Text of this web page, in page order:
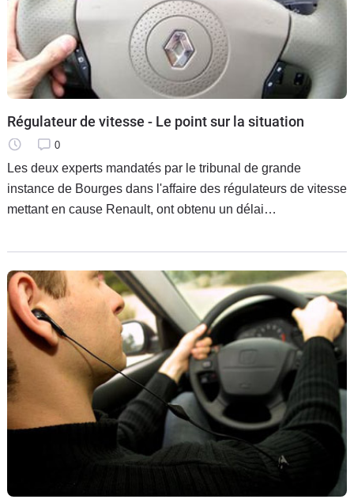
Régulateur de vitesse - Le point sur la situation
0
Les deux experts mandatés par le tribunal de grande
instance de Bourges dans l'affaire des régulateurs de vitesse
mettant en cause Renault, ont obtenu un délai
Alors dans la polémique